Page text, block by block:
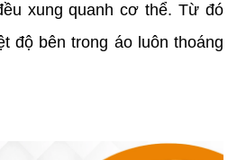
xung quanh cơ thể. Từ đó
độ bên trong áo luôn thoáng